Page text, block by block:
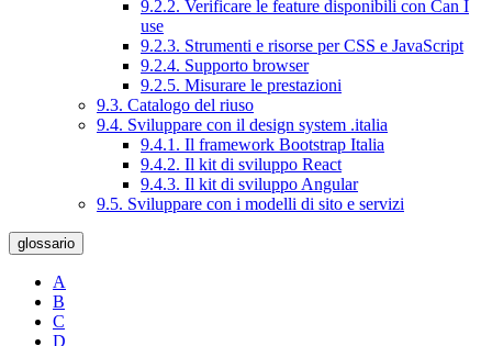
9.2.2. Verificare le feature disponibili con Can I
use
9.2.3. Strumenti e risorse per CSS e JavaScript
9.2.4. Supporto browser
9.2.5. Misurare le prestazioni
9.3. Catalogo del riuso
9.4. Sviluppare con il design system .italia
9.4.1. Il framework Bootstrap Italia
9.4.2. Il kit di sviluppo React
9.4.3. Il kit di sviluppo Angular
9.5. Sviluppare con i modelli di sito e servizi
glossario
A
B
C
D